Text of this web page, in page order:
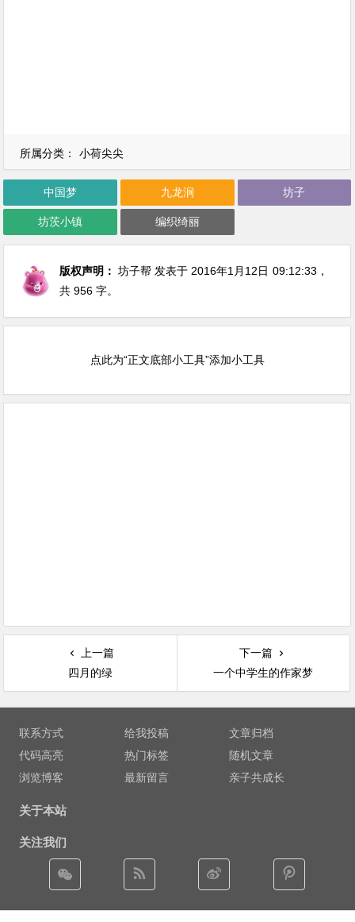
所属分类： 小荷尖尖
中国梦 九龙涧 坊子
坊茨小镇 编织绮丽
版权声明： 坊子帮 发表于 2016年1月12日 09:12:33 ，
共 956 字。
点此为“正文底部小工具”添加小工具
上一篇
四月的绿
下一篇
一个中学生的作家梦
文章导航
联系方式
给我投稿
文章归档
代码高亮
热门标签
随机文章
浏览博客
最新留言 亲子共成长
关于本站
关注我们